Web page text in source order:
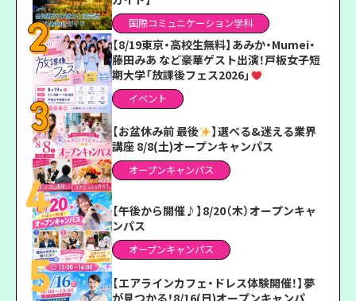
国際コミュニケーション学科
【8/19東京・高校生無料】あみか・Mumei・
藤田みあ など豪華ゲスト出演！戸板女子短
期大学「放課後フェス2026」
イベント
【お盆休み前 最後
】選べる&迷える業界
講座 8/8(土)オープンキャンパス
オープンキャンパス
【午後から開催♪】8/20（木）オープンキャ
ンパス
オープンキャンパス
【エアラインカフェ・ドレス体験開催！】夢
が見つかる！8/16(日)オープンキャンパ